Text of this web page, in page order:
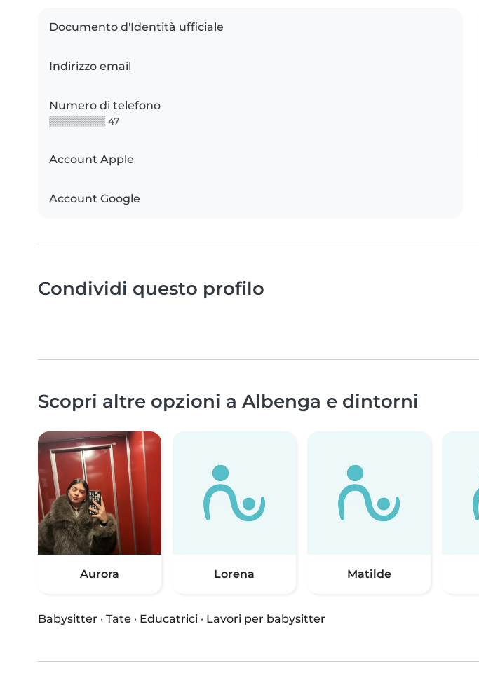
Documento d'Identità ufficiale
Indirizzo email
Numero di telefono
▒▒▒▒▒▒▒▒ 47
Account Apple
Account Google
Condividi questo profilo
Scopri altre opzioni a Albenga e dintorni
Aurora Lorena Matilde
Babysitter · Tate · Educatrici · Lavori per babysitter